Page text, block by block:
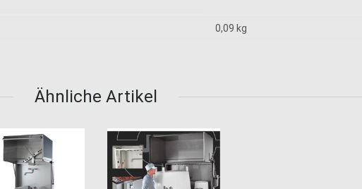
0,09 kg
Ähnliche Artikel